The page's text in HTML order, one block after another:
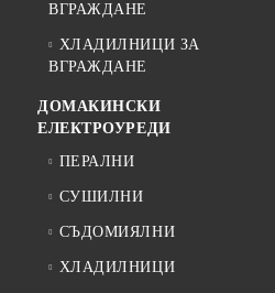
ВГРАЖДАНЕ
ХЛАДИЛНИЦИ ЗА
ВГРАЖДАНЕ
ДОМАКИНСКИ
ЕЛЕКТРОУРЕДИ
ПЕРАЛНИ
СУШИЛНИ
СЪДОМИЯЛНИ
ХЛАДИЛНИЦИ